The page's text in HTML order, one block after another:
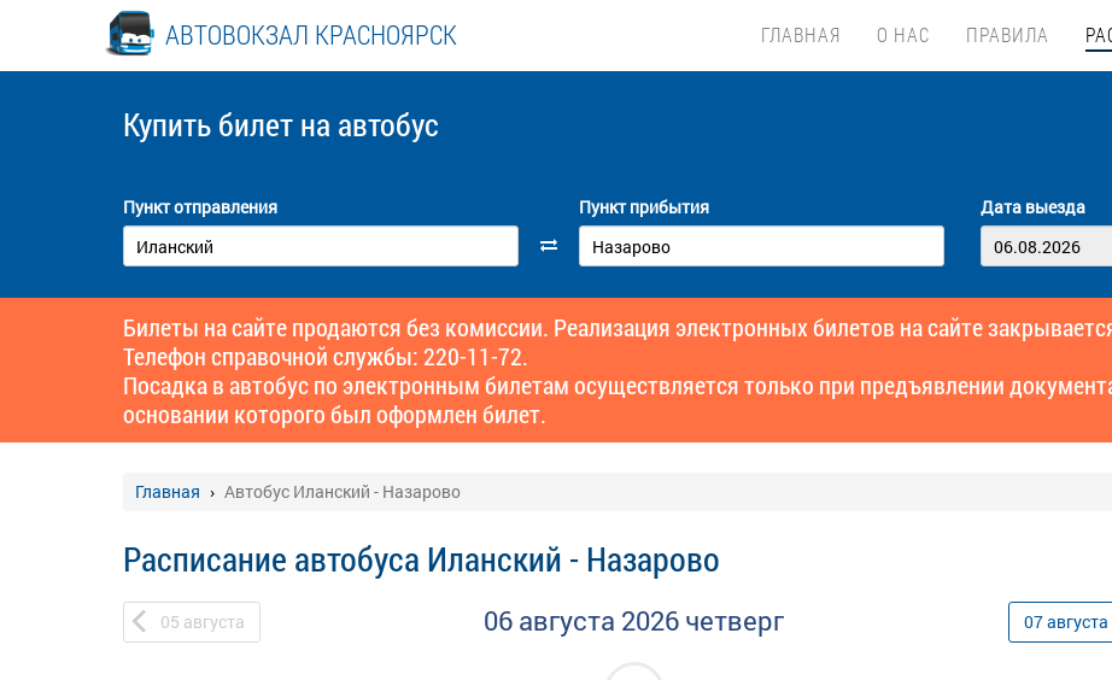
АВТОВОКЗАЛ КРАСНОЯРСК ГЛАВНАЯ О НАС ПРАВИЛА
Купить билет на автобус
Пункт отправления Пункт прибытия Дата выезда
Билеты на сайте продаются без комиссии. Реализация электронных билетов на сайте
Телефон справочной службы: 220-11-72.
Посадка в автобус по электронным билетам осуществляется только при предъявлении
основании которого был оформлен билет.
Главная Автобус Иланский - Назарово
Расписание автобуса Иланский - Назарово
05 августа 06 августа 2026 четверг 07августа